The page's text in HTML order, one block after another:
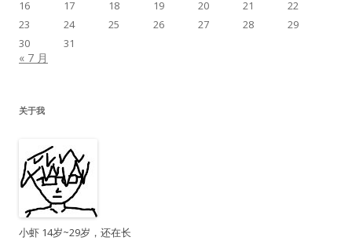
16
17 18 19 20 21
22
23
24 25 26 27 28
29
30
31
« 7 月
关于我
小虾 14岁~29岁，还在长